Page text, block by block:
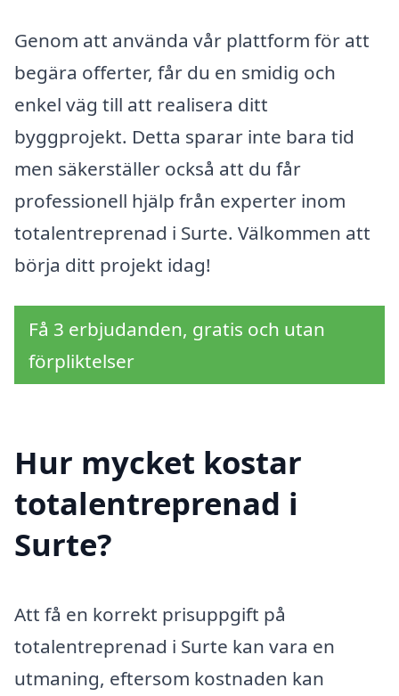
Genom att använda vår plattform för att
begära offerter, får du en smidig och
enkel väg till att realisera ditt
byggprojekt. Detta sparar inte bara tid
men säkerställer också att du får
professionell hjälp från experter inom
totalentreprenad i Surte. Välkommen att
börja ditt projekt idag!
Få 3 erbjudanden, gratis och utan
förpliktelser
Hur mycket kostar
totalentreprenad i
Surte?
Att få en korrekt prisuppgift på
totalentreprenad i Surte kan vara en
utmaning, eftersom kostnaden kan